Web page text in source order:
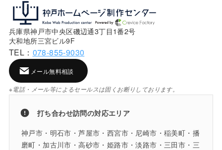
兵庫県神戸市中央区磯辺通3丁目1番2号
大和地所三宮ビル9F
TEL： 078-855-9030
メール無料相談
※電話・メール等によるセールスは固くお断りしております。
打ち合わせ訪問の対応エリア
神戸市・明石市・芦屋市・西宮市・尼崎市・稲美町・播
磨町・加古川市・高砂市・姫路市・淡路市・三田市・三